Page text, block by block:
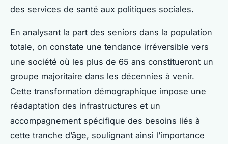
des services de santé aux politiques sociales.
En analysant la part des seniors dans la population
totale, on constate une tendance irréversible vers
une société où les plus de 65 ans constitueront un
groupe majoritaire dans les décennies à venir.
Cette transformation démographique impose une
réadaptation des infrastructures et un
accompagnement spécifique des besoins liés à
cette tranche d’âge, soulignant ainsi l’importance